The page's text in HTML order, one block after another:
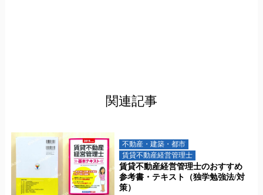
関連記事
不動産・建築・都市
賃貸不動産経営管理士
賃貸不動産経営管理士のおすすめ
参考書・テキスト（独学勉強法/対
策）